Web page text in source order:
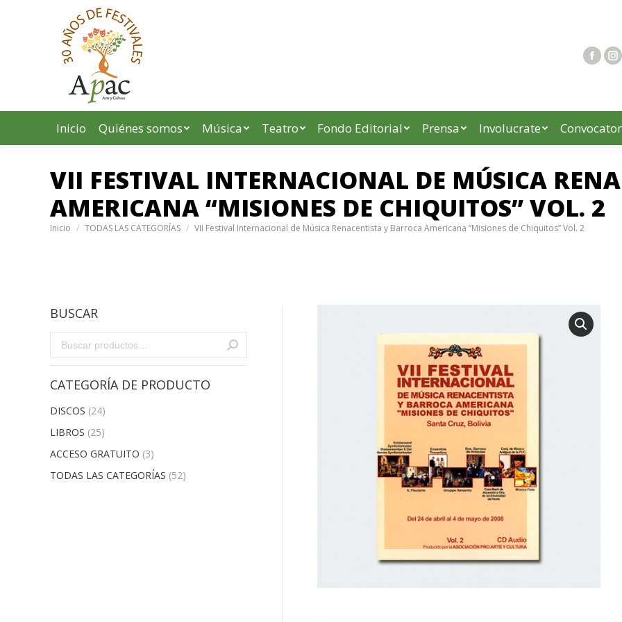
Inicio Quiénes somos Música Teatro Fondo Editorial Prensa Involucrate
VII FESTIVAL INTERNACIONAL DE MÚSICA
AMERICANA “MISIONES DE CHIQUITOS” VOL. 2
Inicio TODAS LAS CATEGORÍAS VII Festival Internacional de Música Renacentista y Barroca Americana “Misiones de Chiquitos” Vol. 2
BUSCAR
CATEGORÍA DE PRODUCTO
DISCOS (24)
LIBROS (25)
ACCESO GRATUITO (3)
TODAS LAS CATEGORÍAS (52)